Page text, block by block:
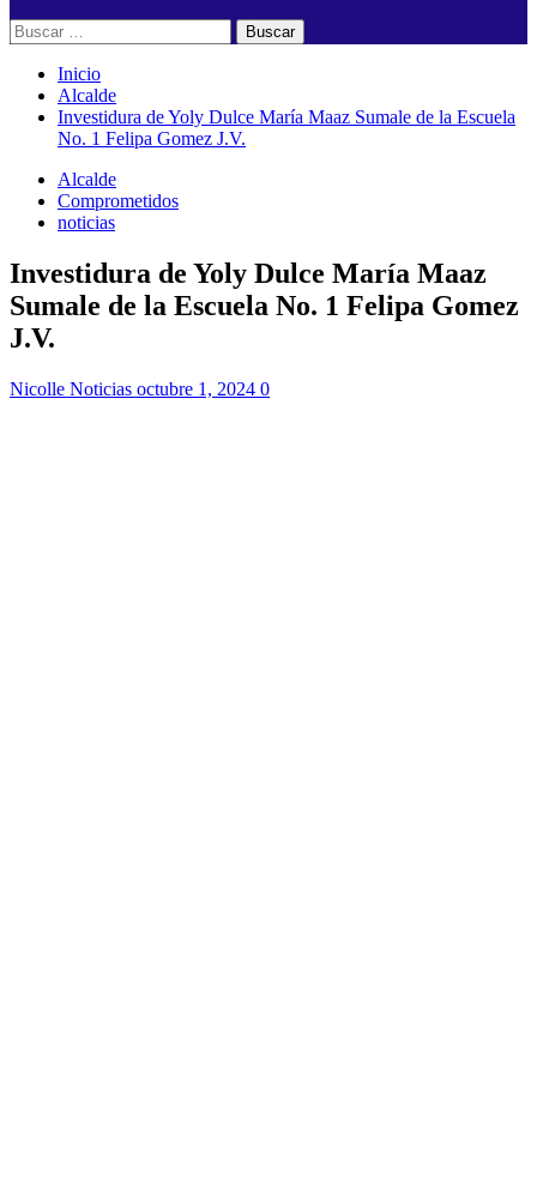
Buscar:
Inicio
Alcalde
Investidura de Yoly Dulce María Maaz Sumale de la Escuela
No. 1 Felipa Gomez J.V.
Alcalde
Comprometidos
noticias
Investidura de Yoly Dulce María Maaz
Sumale de la Escuela No. 1 Felipa Gomez
J.V.
Nicolle Noticias octubre 1, 2024 0